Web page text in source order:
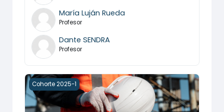
María Luján Rueda
Profesor
Dante SENDRA
Profesor
Gestión de riesgos - ISO 31000
Cohorte 2025-1